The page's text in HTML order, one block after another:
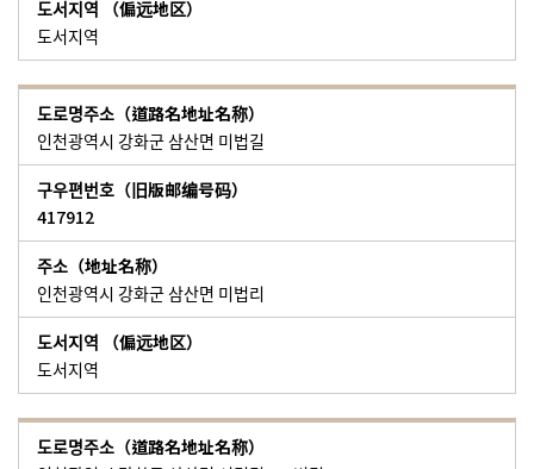
도서지역
인천광역시 강화군 삼산면 미법길
417912
인천광역시 강화군 삼산면 미법리
도서지역